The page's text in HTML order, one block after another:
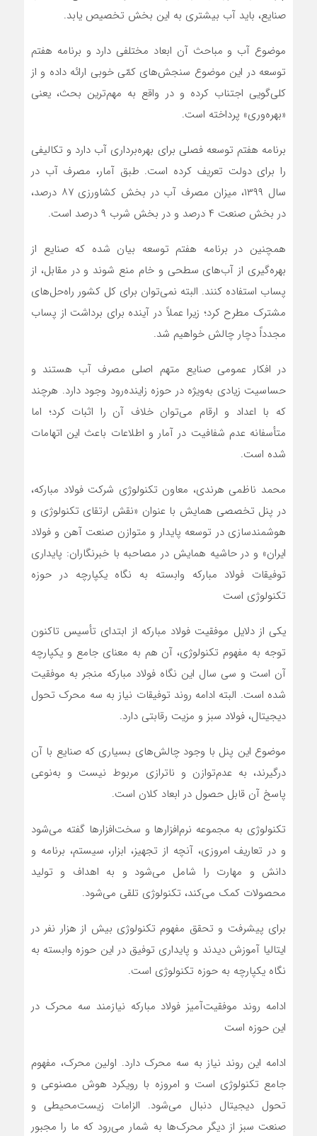
صنایع، باید آب بیشتری به این بخش تخصیص یابد.
موضوع آب و مباحث آن ابعاد مختلفی دارد و برنامه هفتم
توسعه در این موضوع سنجش‌های کمّی خوبی ارائه داده و از
کلی‌گویی اجتناب کرده و در واقع به مهم‌ترین بحث، یعنی
«بهره‌وری» پرداخته است.
برنامه هفتم توسعه فصلی برای بهره‌برداری آب دارد و تکالیفی
را برای دولت تعریف کرده است. طبق آمار، مصرف آب در
سال ۱۳۹۹، میزان مصرف آب در بخش کشاورزی ۸۷ درصد،
در بخش صنعت ۴ درصد و در بخش شرب ۹ درصد است.
همچنین در برنامه هفتم توسعه بیان شده که صنایع از
بهره‌گیری از آب‌های سطحی و خام منع شوند و در مقابل، از
پساب استفاده کنند. البته نمی‌توان برای کل کشور راه‌حل‌های
مشترک مطرح کرد؛ زیرا عملاً در آینده برای برداشت از پساب
مجدداً دچار چالش خواهیم شد.
در افکار عمومی صنایع متهم اصلی مصرف آب هستند و
حساسیت زیادی به‌ویژه در حوزه زاینده‌رود وجود دارد. هرچند
که با اعداد و ارقام می‌توان خلاف آن را اثبات کرد؛ اما
متأسفانه عدم شفافیت در آمار و اطلاعات باعث این اتهامات
شده است.
محمد ناظمی هرندی، معاون تکنولوژی شرکت فولاد مبارکه،
در پنل تخصصی همایش با عنوان «نقش ارتقای تکنولوژی و
هوشمندسازی در توسعه پایدار و متوازن صنعت آهن و فولاد
ایران» و در حاشیه همایش در مصاحبه با خبرنگاران: پایداری
توفیقات فولاد مبارکه وابسته به نگاه یکپارچه در حوزه
تکنولوژی است
یکی از دلایل موفقیت فولاد مبارکه از ابتدای تأسیس تاکنون
توجه به مفهوم تکنولوژی، آن هم به معنای جامع و یکپارچه
آن است و سی سال این نگاه فولاد مبارکه منجر به موفقیت
شده است. البته ادامه روند توفیقات نیاز به سه محرک تحول
دیجیتال، فولاد سبز و مزیت رقابتی دارد.
موضوع این پنل با وجود چالش‌های بسیاری که صنایع با آن
درگیرند، به عدم‌توازن و ناترازی مربوط نیست و به‌نوعی
پاسخ آن قابل حصول در ابعاد کلان است.
تکنولوژی به‌ مجموعه نرم‌افزارها و سخت‌افزارها گفته می‌شود
و در تعاریف امروزی، آنچه از تجهیز، ابزار، سیستم، برنامه و
دانش و مهارت را شامل می‌شود و به اهداف و تولید
محصولات کمک می‌کند، تکنولوژی تلقی می‌شود.
برای پیشرفت و تحقق مفهوم تکنولوژی بیش از هزار نفر در
ایتالیا آموزش دیدند و پایداری توفیق در این حوزه وابسته به
نگاه یکپارچه به حوزه تکنولوژی است.
ادامه روند موفقیت‌آمیز فولاد مبارکه نیازمند سه محرک در
این حوزه است
ادامه این روند نیاز به سه محرک‌ دارد. اولین محرک، مفهوم
جامع تکنولوژی است و امروزه با رویکرد هوش مصنوعی و
تحول دیجیتال دنبال می‌شود. الزامات زیست‌محیطی و
صنعت سبز از دیگر محرک‌ها به شمار می‌رود که ما را مجبور